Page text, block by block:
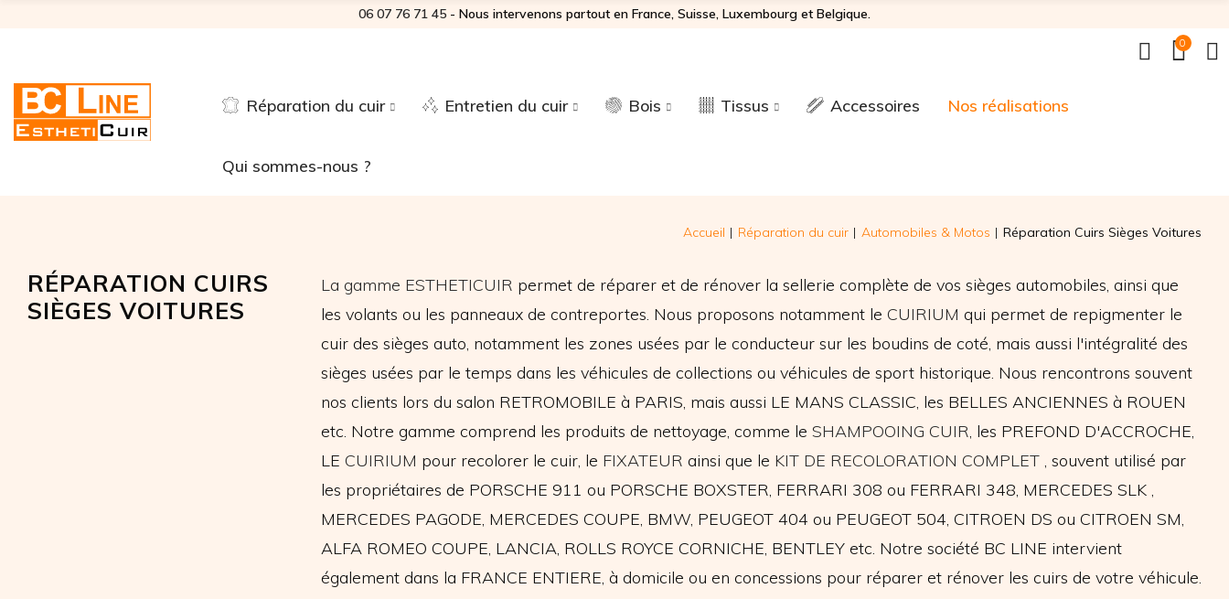
06 07 76 71 45‬ - Nous intervenons partout en France, Suisse, Luxembourg et Belgique.
0
Réparation du cuir Entretien du cuir Bois Tissus Accessoires Nos réalisations
Qui sommes-nous ?
Accueil Réparation du cuir Automobiles & Motos Réparation Cuirs Sièges Voitures
RÉPARATION CUIRS
SIÈGES VOITURES
La gamme ESTHETICUIR permet de réparer et de rénover la sellerie complète de vos sièges automobiles, ainsi que
les volants ou les panneaux de contreportes. Nous proposons notamment le CUIRIUM qui permet de repigmenter le
cuir des sièges auto, notamment les zones usées par le conducteur sur les boudins de coté, mais aussi l'intégralité des
sièges usées par le temps dans les véhicules de collections ou véhicules de sport historique. Nous rencontrons souvent
nos clients lors du salon RETROMOBILE à PARIS, mais aussi LE MANS CLASSIC, les BELLES ANCIENNES à ROUEN
etc. Notre gamme comprend les produits de nettoyage, comme le SHAMPOOING CUIR , les PREFOND D'ACCROCHE,
LE CUIRIUM pour recolorer le cuir, le FIXATEUR ainsi que le KIT DE RECOLORATION COMPLET , souvent utilisé par
les propriétaires de PORSCHE 911 ou PORSCHE BOXSTER, FERRARI 308 ou FERRARI 348, MERCEDES SLK ,
MERCEDES PAGODE, MERCEDES COUPE, BMW, PEUGEOT 404 ou PEUGEOT 504, CITROEN DS ou CITROEN SM,
ALFA ROMEO COUPE, LANCIA, ROLLS ROYCE CORNICHE, BENTLEY etc. Notre société BC LINE intervient
également dans la FRANCE ENTIERE, à domicile ou en concessions pour réparer et rénover les cuirs de votre véhicule.